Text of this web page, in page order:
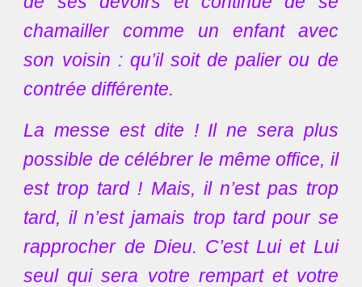
chamailler comme un enfant avec
son voisin : qu’il soit de palier ou de
contrée différente.
La messe est dite ! Il ne sera plus
possible de célébrer le même office, il
est trop tard ! Mais, il n’est pas trop
tard, il n’est jamais trop tard pour se
rapprocher de Dieu. C’est Lui et Lui
seul qui sera votre rempart et votre